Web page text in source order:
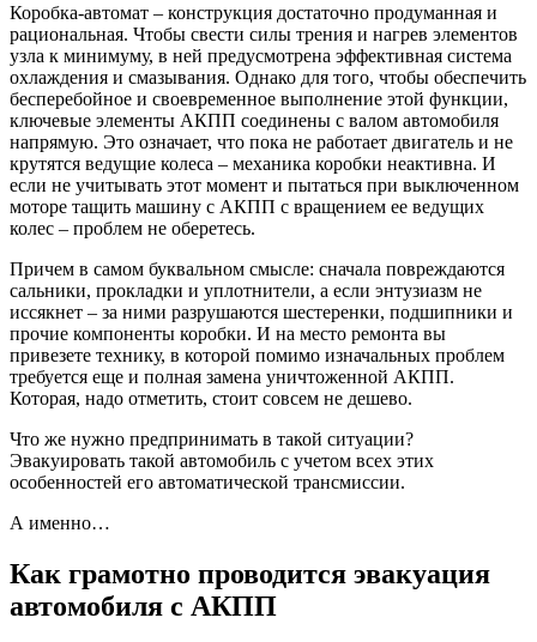
Коробка-автомат – конструкция достаточно продуманная и
рациональная. Чтобы свести силы трения и нагрев элементов
узла к минимуму, в ней предусмотрена эффективная система
охлаждения и смазывания. Однако для того, чтобы обеспечить
бесперебойное и своевременное выполнение этой функции,
ключевые элементы АКПП соединены с валом автомобиля
напрямую. Это означает, что пока не работает двигатель и не
крутятся ведущие колеса – механика коробки неактивна. И
если не учитывать этот момент и пытаться при выключенном
моторе тащить машину с АКПП с вращением ее ведущих
колес – проблем не оберетесь.
Причем в самом буквальном смысле: сначала повреждаются
сальники, прокладки и уплотнители, а если энтузиазм не
иссякнет – за ними разрушаются шестеренки, подшипники и
прочие компоненты коробки. И на место ремонта вы
привезете технику, в которой помимо изначальных проблем
требуется еще и полная замена уничтоженной АКПП.
Которая, надо отметить, стоит совсем не дешево.
Что же нужно предпринимать в такой ситуации?
Эвакуировать такой автомобиль с учетом всех этих
особенностей его автоматической трансмиссии.
А именно…
Как грамотно проводится эвакуация
автомобиля с АКПП